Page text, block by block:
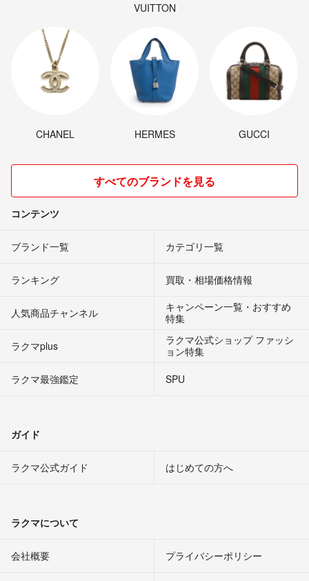
VUITTON
CHANEL HERMES GUCCI
すべてのブランドを見る
コンテンツ
ブランド一覧 カテゴリ一覧
ランキング 買取・相場価格情報
人気商品チャンネル
キャンペーン一覧・おすすめ
特集
ラクマplus
ラクマ公式ショップ ファッシ
ョン特集
ラクマ最強鑑定
SPU
ガイド
ラクマ公式ガイド はじめての方へ
ラクマについて
会社概要 プライバシーポリシー